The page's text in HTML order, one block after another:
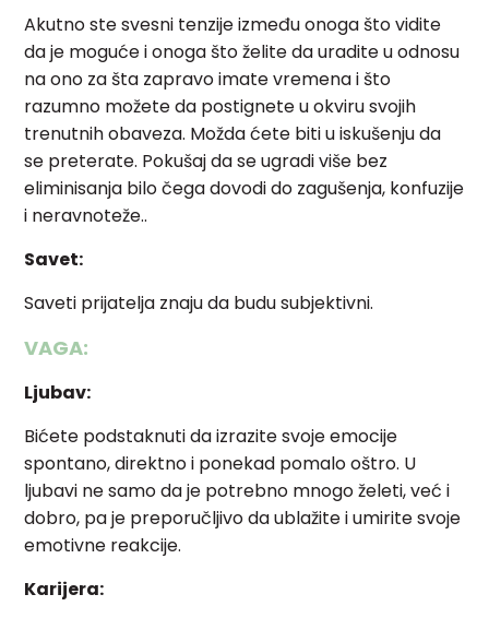
Akutno ste svesni tenzije između onoga što vidite
da je moguće i onoga što želite da uradite u odnosu
na ono za šta zapravo imate vremena i što
razumno možete da postignete u okviru svojih
trenutnih obaveza. Možda ćete biti u iskušenju da
se preterate. Pokušaj da se ugradi više bez
eliminisanja bilo čega dovodi do zagušenja, konfuzije
i neravnoteže..
Savet:
Saveti prijatelja znaju da budu subjektivni.
VAGA:
Ljubav:
Bićete podstaknuti da izrazite svoje emocije
spontano, direktno i ponekad pomalo oštro. U
ljubavi ne samo da je potrebno mnogo želeti, već i
dobro, pa je preporučljivo da ublažite i umirite svoje
emotivne reakcije.
Karijera: